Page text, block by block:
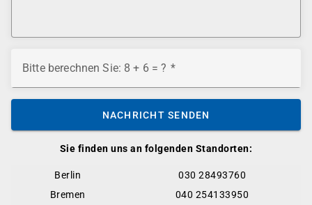
Sie finden uns an folgenden Standorten:
Berlin
030 28493760
Bremen
040 254133950
Bitte berechnen Sie: 8 + 6 = ?
NACHRICHT SENDEN